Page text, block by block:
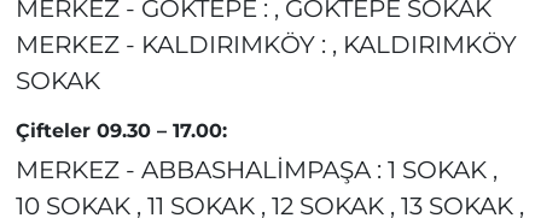
MERKEZ - GÖKTEPE : , GÖKTEPE SOKAK
MERKEZ - KALDIRIMKÖY : , KALDIRIMKÖY
SOKAK
Çifteler 09.30 – 17.00:
MERKEZ - ABBASHALİMPAŞA : 1 SOKAK ,
10 SOKAK , 11 SOKAK , 12 SOKAK , 13 SOKAK ,